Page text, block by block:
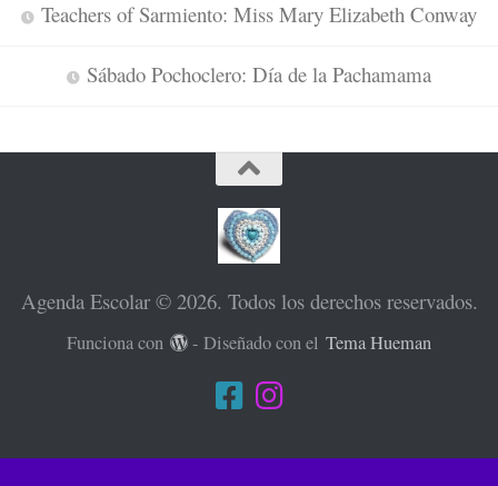
Teachers of Sarmiento: Miss Mary Elizabeth Conway
Sábado Pochoclero: Día de la Pachamama
Agenda Escolar © 2026. Todos los derechos reservados.
Funciona con - Diseñado con elTema Hueman